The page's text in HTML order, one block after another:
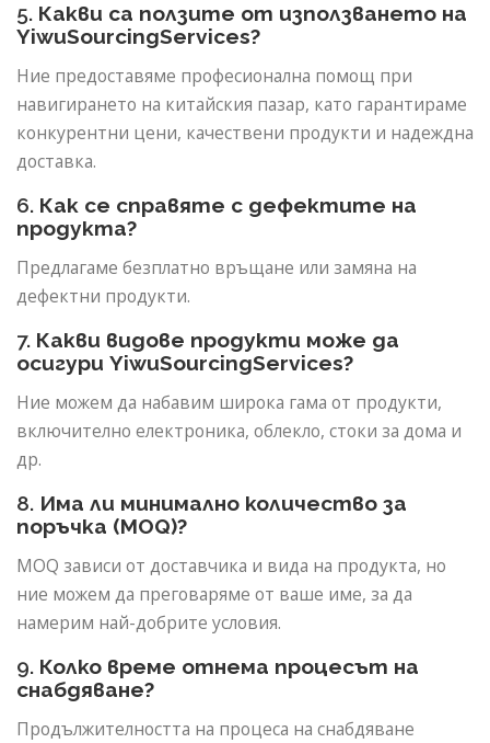
5. Какви са ползите от използването на
YiwuSourcingServices?
Ние предоставяме професионална помощ при
навигирането на китайския пазар, като гарантираме
конкурентни цени, качествени продукти и надеждна
доставка.
6. Как се справяте с дефектите на
продукта?
Предлагаме безплатно връщане или замяна на
дефектни продукти.
7. Какви видове продукти може да
осигури YiwuSourcingServices?
Ние можем да набавим широка гама от продукти,
включително електроника, облекло, стоки за дома и
др.
8. Има ли минимално количество за
поръчка (MOQ)?
MOQ зависи от доставчика и вида на продукта, но
ние можем да преговаряме от ваше име, за да
намерим най-добрите условия.
9. Колко време отнема процесът на
снабдяване?
Продължителността на процеса на снабдяване